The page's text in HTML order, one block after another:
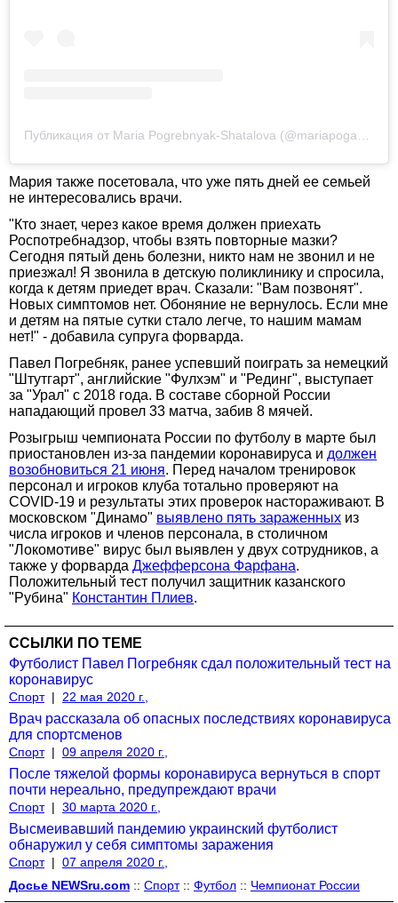
Публикация от Maria Pogrebnyak-Shatalova (@mariapoga_)
Мария также посетовала, что уже пять дней ее семьей
не интересовались врачи.
"Кто знает, через какое время должен приехать
Роспотребнадзор, чтобы взять повторные мазки?
Сегодня пятый день болезни, никто нам не звонил и не
приезжал! Я звонила в детскую поликлинику и спросила,
когда к детям приедет врач. Сказали: "Вам позвонят".
Новых симптомов нет. Обоняние не вернулось. Если мне
и детям на пятые сутки стало легче, то нашим мамам
нет!" - добавила супруга форварда.
Павел Погребняк, ранее успевший поиграть за немецкий
"Штутгарт", английские "Фулхэм" и "Рединг", выступает
за "Урал" с 2018 года. В составе сборной России
нападающий провел 33 матча, забив 8 мячей.
Розыгрыш чемпионата России по футболу в марте был
приостановлен из-за пандемии коронавируса и должен
возобновиться 21 июня. Перед началом тренировок
персонал и игроков клуба тотально проверяют на
COVID-19 и результаты этих проверок настораживают. В
московском "Динамо" выявлено пять зараженных из
числа игроков и членов персонала, в столичном
"Локомотиве" вирус был выявлен у двух сотрудников, а
также у форварда Джефферсона Фарфана.
Положительный тест получил защитник казанского
"Рубина" Константин Плиев.
ССЫЛКИ ПО ТЕМЕ
Футболист Павел Погребняк сдал положительный тест на
коронавирус
Спорт | 22 мая 2020 г.,
Врач рассказала об опасных последствиях коронавируса
для спортсменов
Спорт | 09 апреля 2020 г.,
После тяжелой формы коронавируса вернуться в спорт
почти нереально, предупреждают врачи
Спорт | 30 марта 2020 г.,
Высмеивавший пандемию украинский футболист
обнаружил у себя симптомы заражения
Спорт | 07 апреля 2020 г.,
Досье NEWSru.com :: Спорт:: Футбол :: Чемпионат России